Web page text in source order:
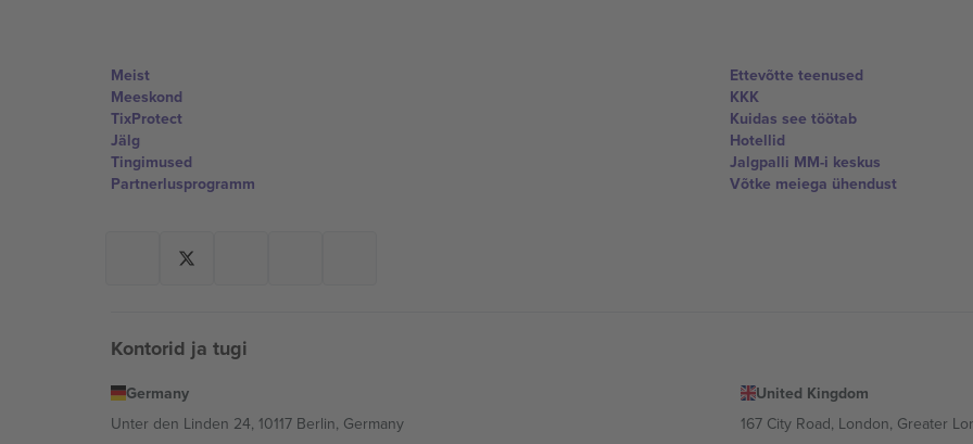
Meist
Meeskond
TixProtect
Jälg
Tingimused
Partnerlusprogramm
Ettevõtte teenused
KKK
Kuidas see töötab
Hotellid
Jalgpalli MM-i keskus
Võtke meiega ühendust
Kontorid ja tugi
Germany
Unter den Linden 24, 10117 Berlin, Germany
United Kingdom
167 City Road, London, Greater